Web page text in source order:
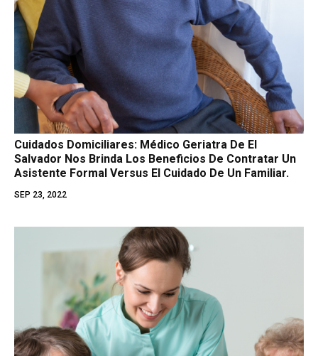
Cuidados Domiciliares: Médico Geriatra De El
Salvador Nos Brinda Los Beneficios De Contratar Un
Asistente Formal Versus El Cuidado De Un Familiar.
SEP 23, 2022